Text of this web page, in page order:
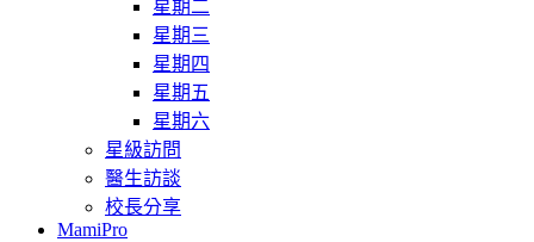
星期二
星期三
星期四
星期五
星期六
星級訪問
醫生訪談
校長分享
MamiPro